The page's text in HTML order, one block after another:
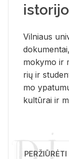
Vil­niaus
mo­ky­mo ir
rių ir
mo
kul­tū­rai ir
PERŽIŪRĖTI